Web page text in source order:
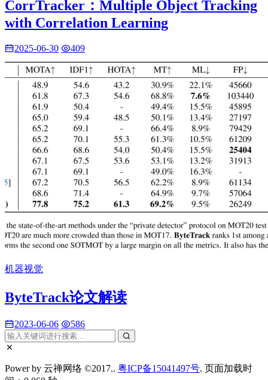
CorrTracker：Multiple Object Tracking
with Correlation Learning
2025-06-30 409
机器视觉
ByteTrack论文解读
2023-06-06 586
Power by 云禅网络 ©2017.. 粤ICP备15041497号. 页面加载时